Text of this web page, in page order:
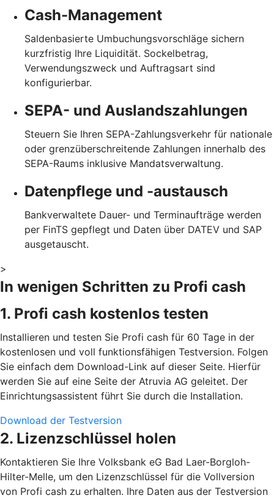
Cash-Management
Saldenbasierte Umbuchungsvorschläge sichern
kurzfristig Ihre Liquidität. Sockelbetrag,
Verwendungszweck und Auftragsart sind
konfigurierbar.
SEPA- und Auslandszahlungen
Steuern Sie Ihren SEPA-Zahlungsverkehr für nationale
oder grenzüberschreitende Zahlungen innerhalb des
SEPA-Raums inklusive Mandatsverwaltung.
Datenpflege und -austausch
Bankverwaltete Dauer- und Terminaufträge werden
per FinTS gepflegt und Daten über DATEV und SAP
ausgetauscht.
>
In wenigen Schritten zu Profi cash
1. Profi cash kostenlos testen
Installieren und testen Sie Profi cash für 60 Tage in der
kostenlosen und voll funktionsfähigen Testversion. Folgen
Sie einfach dem Download-Link auf dieser Seite. Hierfür
werden Sie auf eine Seite der Atruvia AG geleitet. Der
Einrichtungsassistent führt Sie durch die Installation.
Download der Testversion
2. Lizenzschlüssel holen
Kontaktieren Sie Ihre Volksbank eG Bad Laer-Borgloh-
Hilter-Melle, um den Lizenzschlüssel für die Vollversion
von Profi cash zu erhalten. Ihre Daten aus der Testversion